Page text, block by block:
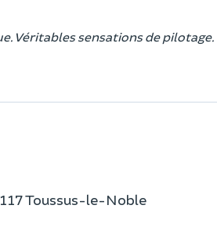
Véritables sensations de
Toussus-le-Noble